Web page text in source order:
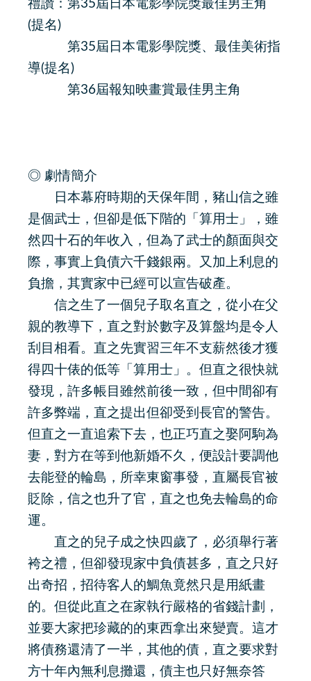
禮讚：第35屆日本電影學院獎最佳男主角
(提名)
第35屆日本電影學院獎、最佳美術指
導(提名)
第36屆報知映畫賞最佳男主角
◎ 劇情簡介
日本幕府時期的天保年間，豬山信之雖
是個武士，但卻是低下階的「算用士」，雖
然四十石的年收入，但為了武士的顏面與交
際，事實上負債六千錢銀兩。又加上利息的
負擔，其實家中已經可以宣告破產。
信之生了一個兒子取名直之，從小在父
親的教導下，直之對於數字及算盤均是令人
刮目相看。直之先實習三年不支薪然後才獲
得四十俵的低等「算用士」。但直之很快就
發現，許多帳目雖然前後一致，但中間卻有
許多弊端，直之提出但卻受到長官的警告。
但直之一直追索下去，也正巧直之娶阿駒為
妻，對方在等到他新婚不久，便設計要調他
去能登的輪島，所幸東窗事發，直屬長官被
貶除，信之也升了官，直之也免去輪島的命
運。
直之的兒子成之快四歲了，必須舉行著
袴之禮，但卻發現家中負債甚多，直之只好
出奇招，招待客人的鯛魚竟然只是用紙畫
的。但從此直之在家執行嚴格的省錢計劃，
並要大家把珍藏的的東西拿出來變賣。這才
將債務還清了一半，其他的債，直之要求對
方十年內無利息攤還，債主也只好無奈答